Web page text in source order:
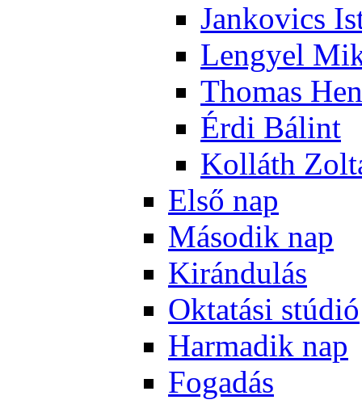
Jan­ko­vics
Len­gyel
Tho­mas
Ér­di Bá­lint
Kol­láth
El­ső nap
Má­so­dik nap
Ki­rán­du­lás
Ok­ta­tá­si stú­dió
Har­ma­dik nap
Fo­ga­dás